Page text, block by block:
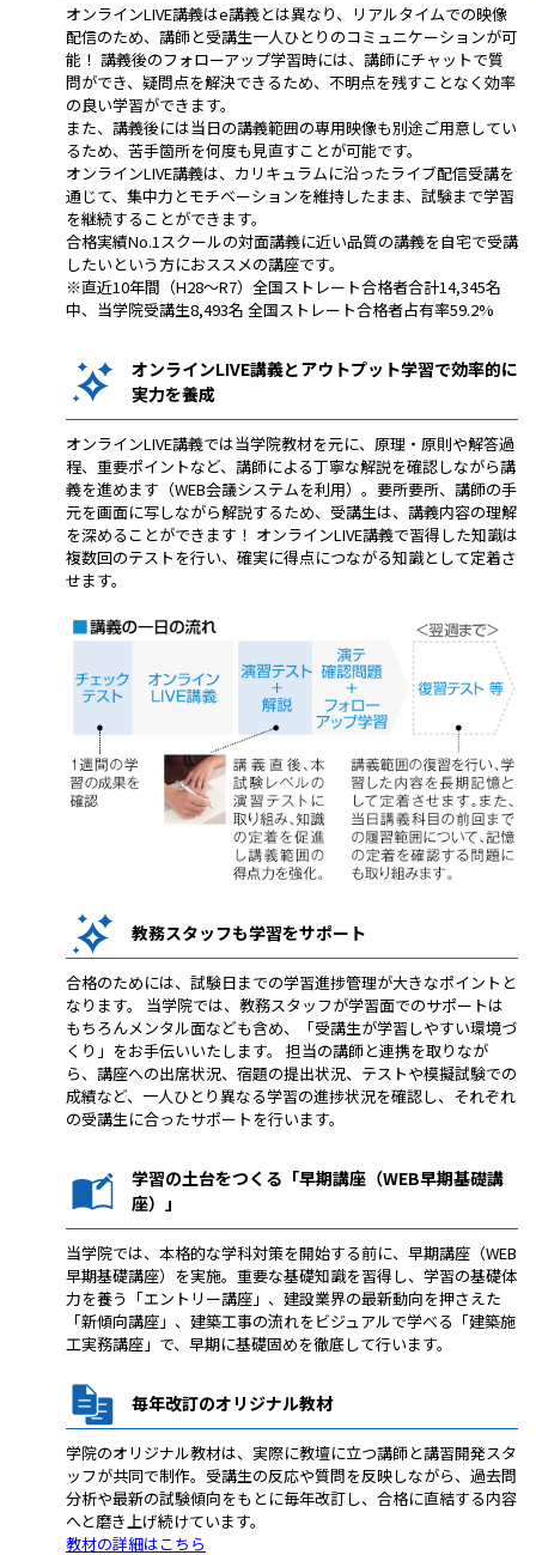
オンラインLIVE講義はe講義とは異なり、リアルタイムでの映像
配信のため、講師と受講生一人ひとりのコミュニケーションが可
能！ 講義後のフォローアップ学習時には、講師にチャットで質
問ができ、疑問点を解決できるため、不明点を残すことなく効率
の良い学習ができます。
また、講義後には当日の講義範囲の専用映像も別途ご用意してい
るため、苦手箇所を何度も見直すことが可能です。
オンラインLIVE講義は、カリキュラムに沿ったライブ配信受講を
通じて、集中力とモチベーションを維持したまま、試験まで学習
を継続することができます。
合格実績No.1スクールの対面講義に近い品質の講義を自宅で受講
したいという方におススメの講座です。
※直近10年間（H28～R7）全国ストレート合格者合計14,345名
中、当学院受講生8,493名 全国ストレート合格者占有率59.2%
オンラインLIVE講義とアウトプット学習で効率的に
実力を養成
オンラインLIVE講義では当学院教材を元に、原理・原則や解答過
程、重要ポイントなど、講師による丁寧な解説を確認しながら講
義を進めます（WEB会議システムを利用）。要所要所、講師の手
元を画面に写しながら解説するため、受講生は、講義内容の理解
を深めることができます！ オンラインLIVE講義で習得した知識は
複数回のテストを行い、確実に得点につながる知識として定着さ
せます。
教務スタッフも学習をサポート
合格のためには、試験日までの学習進捗管理が大きなポイントと
なります。 当学院では、教務スタッフが学習面でのサポートは
もちろんメンタル面なども含め、「受講生が学習しやすい環境づ
くり」をお手伝いいたします。 担当の講師と連携を取りなが
ら、講座への出席状況、宿題の提出状況、テストや模擬試験での
成績など、一人ひとり異なる学習の進捗状況を確認し、それぞれ
の受講生に合ったサポートを行います。
学習の土台をつくる「早期講座（WEB早期基礎講
座）」
当学院では、本格的な学科対策を開始する前に、早期講座（WEB
早期基礎講座）を実施。重要な基礎知識を習得し、学習の基礎体
力を養う「エントリー講座」、建設業界の最新動向を押さえた
「新傾向講座」、建築工事の流れをビジュアルで学べる「建築施
工実務講座」で、早期に基礎固めを徹底して行います。
毎年改訂のオリジナル教材
学院のオリジナル教材は、実際に教壇に立つ講師と講習開発スタ
ッフが共同で制作。受講生の反応や質問を反映しながら、過去問
分析や最新の試験傾向をもとに毎年改訂し、合格に直結する内容
へと磨き上げ続けています。
教材の詳細はこちら